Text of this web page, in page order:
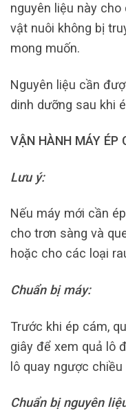
nguyên liệu này
vật nuôi không bị
mong muốn.
Nguyên liệu cần
dinh dưỡng sau khi
VẬN HÀNH MÁY
Lưu ý:
Nếu máy mới cần
cho trơn sàng và
hoặc cho các loại
Chuẩn bị máy:
Trước khi ép cám,
giây để xem quả lô
lô quay ngược
Chuẩn bị nguyên